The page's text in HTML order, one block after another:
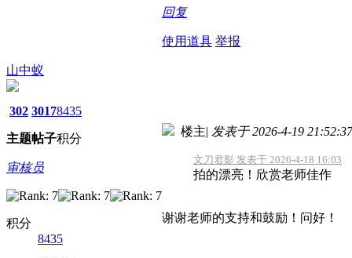
回复
使用道具 举报
山中蚁
302
主题
3017
帖子
8435
积分
审核员
积分
8435
楼主| 发表于 2026-4-19 21:52:37
文刀君影 发表于 2026-4-18 16:03
拍的漂亮！欣赏老师佳作
谢谢老师的支持和鼓励！问好！